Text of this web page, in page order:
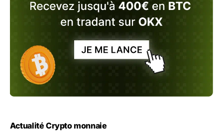
Actualité Crypto monnaie